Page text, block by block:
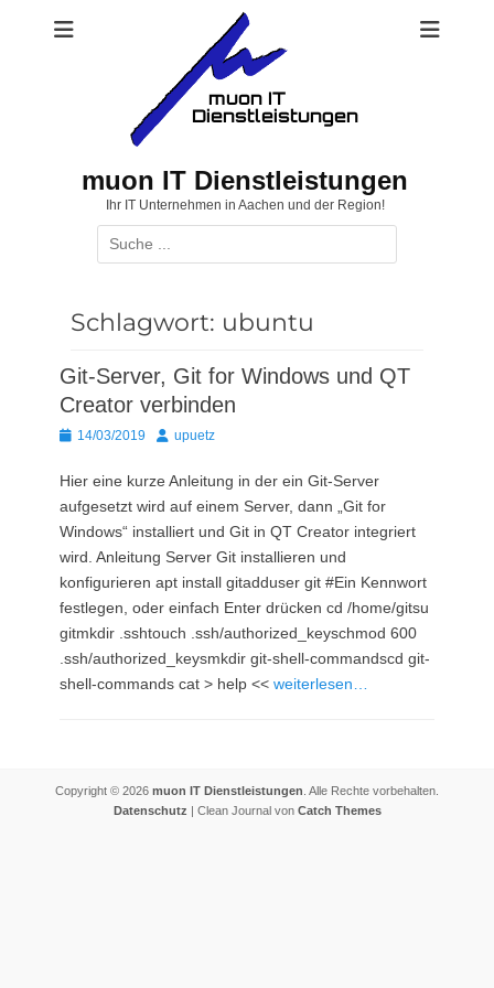
muon IT Dienstleistungen
Ihr IT Unternehmen in Aachen und der Region!
Suchen
nach:
Schlagwort: ubuntu
Git-Server, Git for Windows und QT
Creator verbinden
Posted14/03/2019 Autorupuetz
Hier eine kurze Anleitung in der ein Git-Server
aufgesetzt wird auf einem Server, dann „Git for
Windows“ installiert und Git in QT Creator integriert
wird. Anleitung Server Git installieren und
konfigurieren apt install gitadduser git #Ein Kennwort
festlegen, oder einfach Enter drücken cd /home/gitsu
gitmkdir .sshtouch .ssh/authorized_keyschmod 600
.ssh/authorized_keysmkdir git-shell-commandscd git-
shell-commands cat > help << weiterlesen…
Copyright © 2026 muon IT Dienstleistungen . Alle Rechte vorbehalten.
Datenschutz | Clean Journal von Catch Themes